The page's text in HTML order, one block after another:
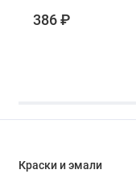
386 ₽
Краски и эмали